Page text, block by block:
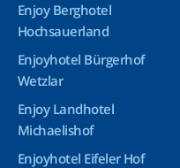
Enjoy Berghotel
Hochsauerland
Enjoyhotel Bürgerhof
Wetzlar
Enjoy Landhotel
Michaelishof
Enjoyhotel Eifeler Hof